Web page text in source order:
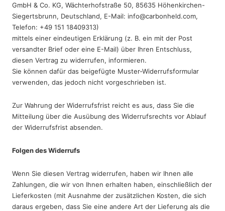
GmbH & Co. KG, Wächterhofstraße 50, 85635 Höhenkirchen-
Siegertsbrunn, Deutschland, E-Mail: info@carbonheld.com,
Telefon: +49 151 18409313)
mittels einer eindeutigen Erklärung (z. B. ein mit der Post
versandter Brief oder eine E-Mail) über Ihren Entschluss,
diesen Vertrag zu widerrufen, informieren.
Sie können dafür das beigefügte Muster-Widerrufsformular
verwenden, das jedoch nicht vorgeschrieben ist.
Zur Wahrung der Widerrufsfrist reicht es aus, dass Sie die
Mitteilung über die Ausübung des Widerrufsrechts vor Ablauf
der Widerrufsfrist absenden.
Folgen des Widerrufs
Wenn Sie diesen Vertrag widerrufen, haben wir Ihnen alle
Zahlungen, die wir von Ihnen erhalten haben, einschließlich der
Lieferkosten (mit Ausnahme der zusätzlichen Kosten, die sich
daraus ergeben, dass Sie eine andere Art der Lieferung als die